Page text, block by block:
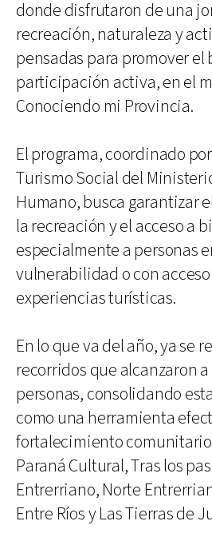
donde disfrutaron de una
recreación, naturaleza y
pensadas para promover el
participación activa, en el
Conociendo mi Provincia.
El programa, coordinado
Turismo Social del
Humano, busca garantizar
la recreación y el acceso a
especialmente a personas
vulnerabilidad o con
experiencias turísticas.
En lo que va del año, ya se
recorridos que alcanzaron a
personas, consolidando
como una herramienta
fortalecimiento
Paraná Cultural, Tras los
Entrerriano, Norte
Entre Ríos y Las Tierras de